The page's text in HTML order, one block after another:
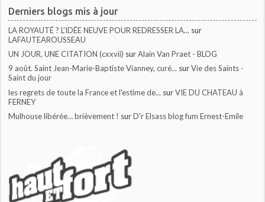
Derniers blogs mis à jour
LA ROYAUTÉ ? L'IDÉE NEUVE POUR REDRESSER LA... sur
LAFAUTEAROUSSEAU
UN JOUR, UNE CITATION (cxxvii) surAlain Van Praet - BLOG
9 août. Saint Jean-Marie-Baptiste Vianney, curé... surVie des Saints -
Saint du jour
les regrets de toute la France et l'estime de... surVIE DU CHATEAU à
FERNEY
Mulhouse libérée… brièvement ! surD'r Elsass blog fum Ernest-Emile